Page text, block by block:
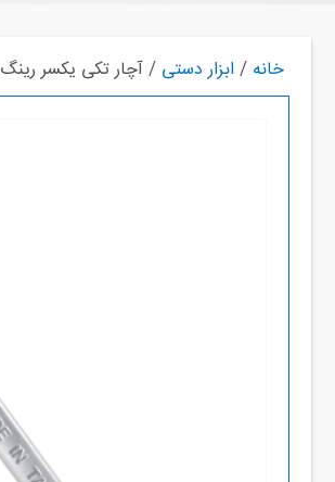
خانه / ابزار دستی / آچار تکی یکسر رینگ NEC